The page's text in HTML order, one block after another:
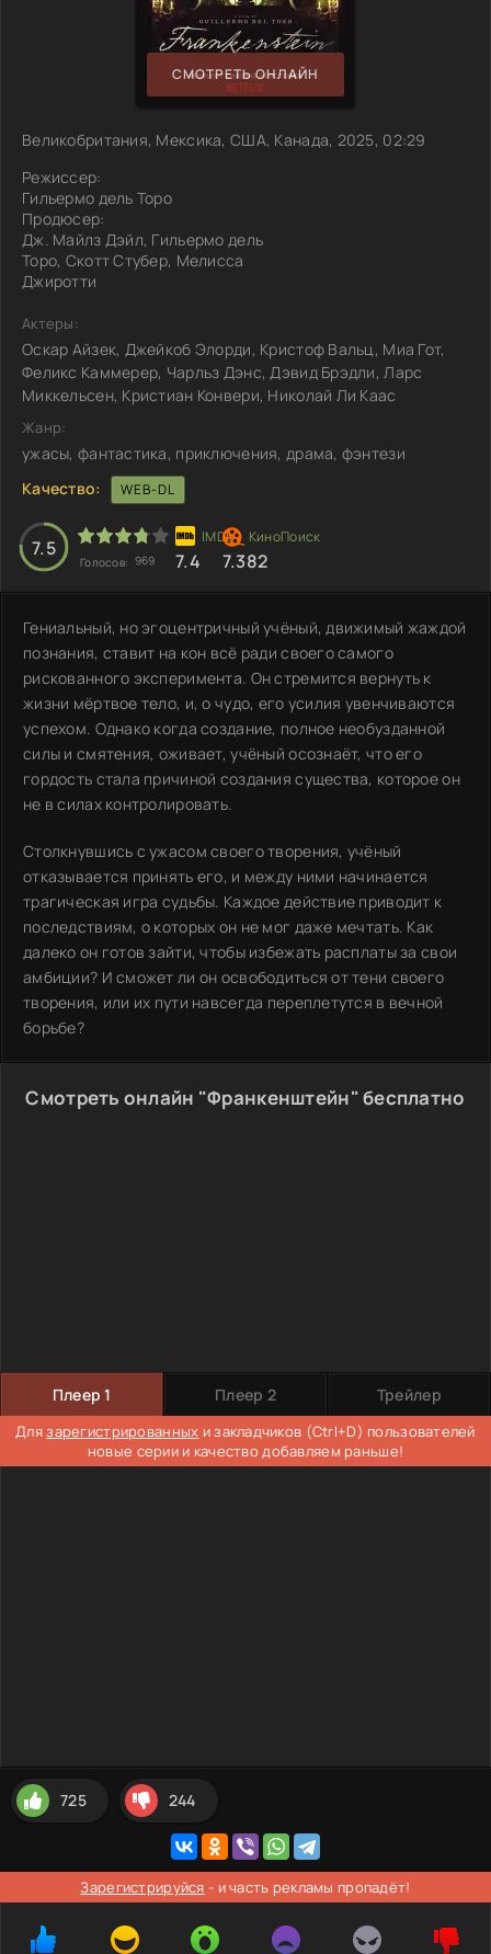
СМОТРЕТЬ ОНЛАЙН
Великобритания, Мексика, США, Канада, 2025, 02:29
Режиссер:
Гильермо дель Торо
Продюсер:
Дж. Майлз Дэйл, Гильермо дель
Торо, Скотт Стубер, Мелисса
Джиротти
Актеры:
Оскар Айзек, Джейкоб Элорди, Кристоф Вальц, Миа Гот,
Феликс Каммерер, Чарльз Дэнс, Дэвид Брэдли, Ларс
Миккельсен, Кристиан Конвери, Николай Ли Каас
Жанр:
ужасы, фантастика, приключения, драма, фэнтези
Качество:
WEB-DL
7.5
Голосов: 969 7.4 7.382
Гениальный, но эгоцентричный учёный, движимый жаждой
познания, ставит на кон всё ради своего самого
рискованного эксперимента. Он стремится вернуть к
жизни мёртвое тело, и, о чудо, его усилия увенчиваются
успехом. Однако когда создание, полное необузданной
силы и смятения, оживает, учёный осознаёт, что его
гордость стала причиной создания существа, которое он
не в силах контролировать.
Столкнувшись с ужасом своего творения, учёный
отказывается принять его, и между ними начинается
трагическая игра судьбы. Каждое действие приводит к
последствиям, о которых он не мог даже мечтать. Как
далеко он готов зайти, чтобы избежать расплаты за свои
амбиции? И сможет ли он освободиться от тени своего
творения, или их пути навсегда переплетутся в вечной
борьбе?
Смотреть онлайн "Франкенштейн" бесплатно
Плеер 1 Плеер 2 Трейлер
Длязарегистрированных и закладчиков (Ctrl+D) пользователей
новые серии и качество добавляем раньше!
725 244
Зарегистрируйся - и часть рекламы пропадёт!